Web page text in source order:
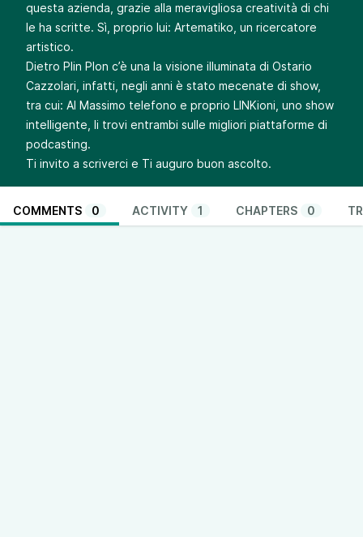
questa azienda, grazie alla meravigliosa creatività di chi
le ha scritte. Sì, proprio lui: Artematiko, un ricercatore
artistico.
Dietro Plin Plon c’è una la visione illuminata di Ostario
Cazzolari, infatti, negli anni è stato mecenate di show,
tra cui: Al Massimo telefono e proprio LINKioni, uno show
intelligente, li trovi entrambi sulle migliori piattaforme di
podcasting.
Ti invito a scriverci e Ti auguro buon ascolto.
COMMENTS 0 ACTIVITY 1 CHAPTERS 0